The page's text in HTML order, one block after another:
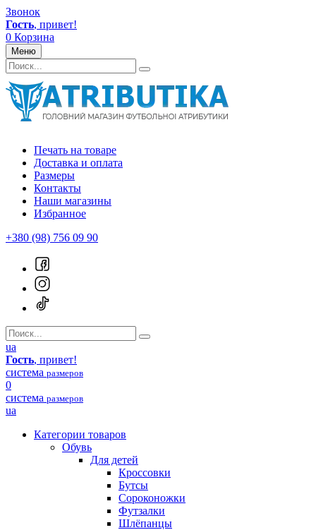
Звонок
Гость, привет!
0 Корзина
Меню
Печать на товаре
Доставка и оплата
Размеры
Контакты
Наши магазины
Избранное
+380 (98) 756 09 90
ua
Гость, привет!
система размеров
0
система размеров
ua
Категории товаров
Обувь
Для детей
Кроссовки
Бутсы
Сороконожки
Футзалки
Шлёпанцы